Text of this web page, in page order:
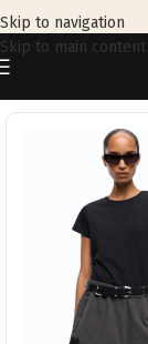
Skip to navigation
Skip to main content